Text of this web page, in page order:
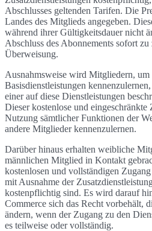
Abschlusses geltenden Tarifen. Die
Landes des Mitglieds angegeben.
während ihrer Gültigkeitsdauer nicht
Abschluss des Abonnements sofort
Überweisung.
Ausnahmsweise wird Mitgliedern,
Basisdienstleistungen
einer auf diese Dienstleistungen
Dieser kostenlose und
Nutzung sämtlicher Funktionen der
andere Mitglieder kennenzulernen.
Darüber hinaus erhalten weibliche
männlichen Mitglied in Kontakt
kostenlosen und vollständigen
mit Ausnahme der
kostenpflichtig sind. Es wird darauf
Commerce sich das Recht vorbehält,
ändern, wenn der Zugang zu den
es teilweise oder vollständig.